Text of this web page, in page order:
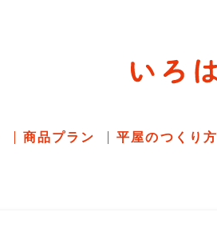
商品プラン 平屋のつくり方